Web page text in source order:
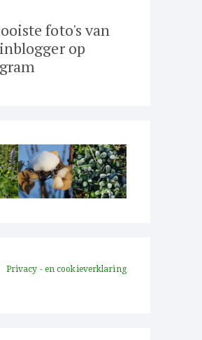
foto's van
op
Privacy - en cookieverklaring